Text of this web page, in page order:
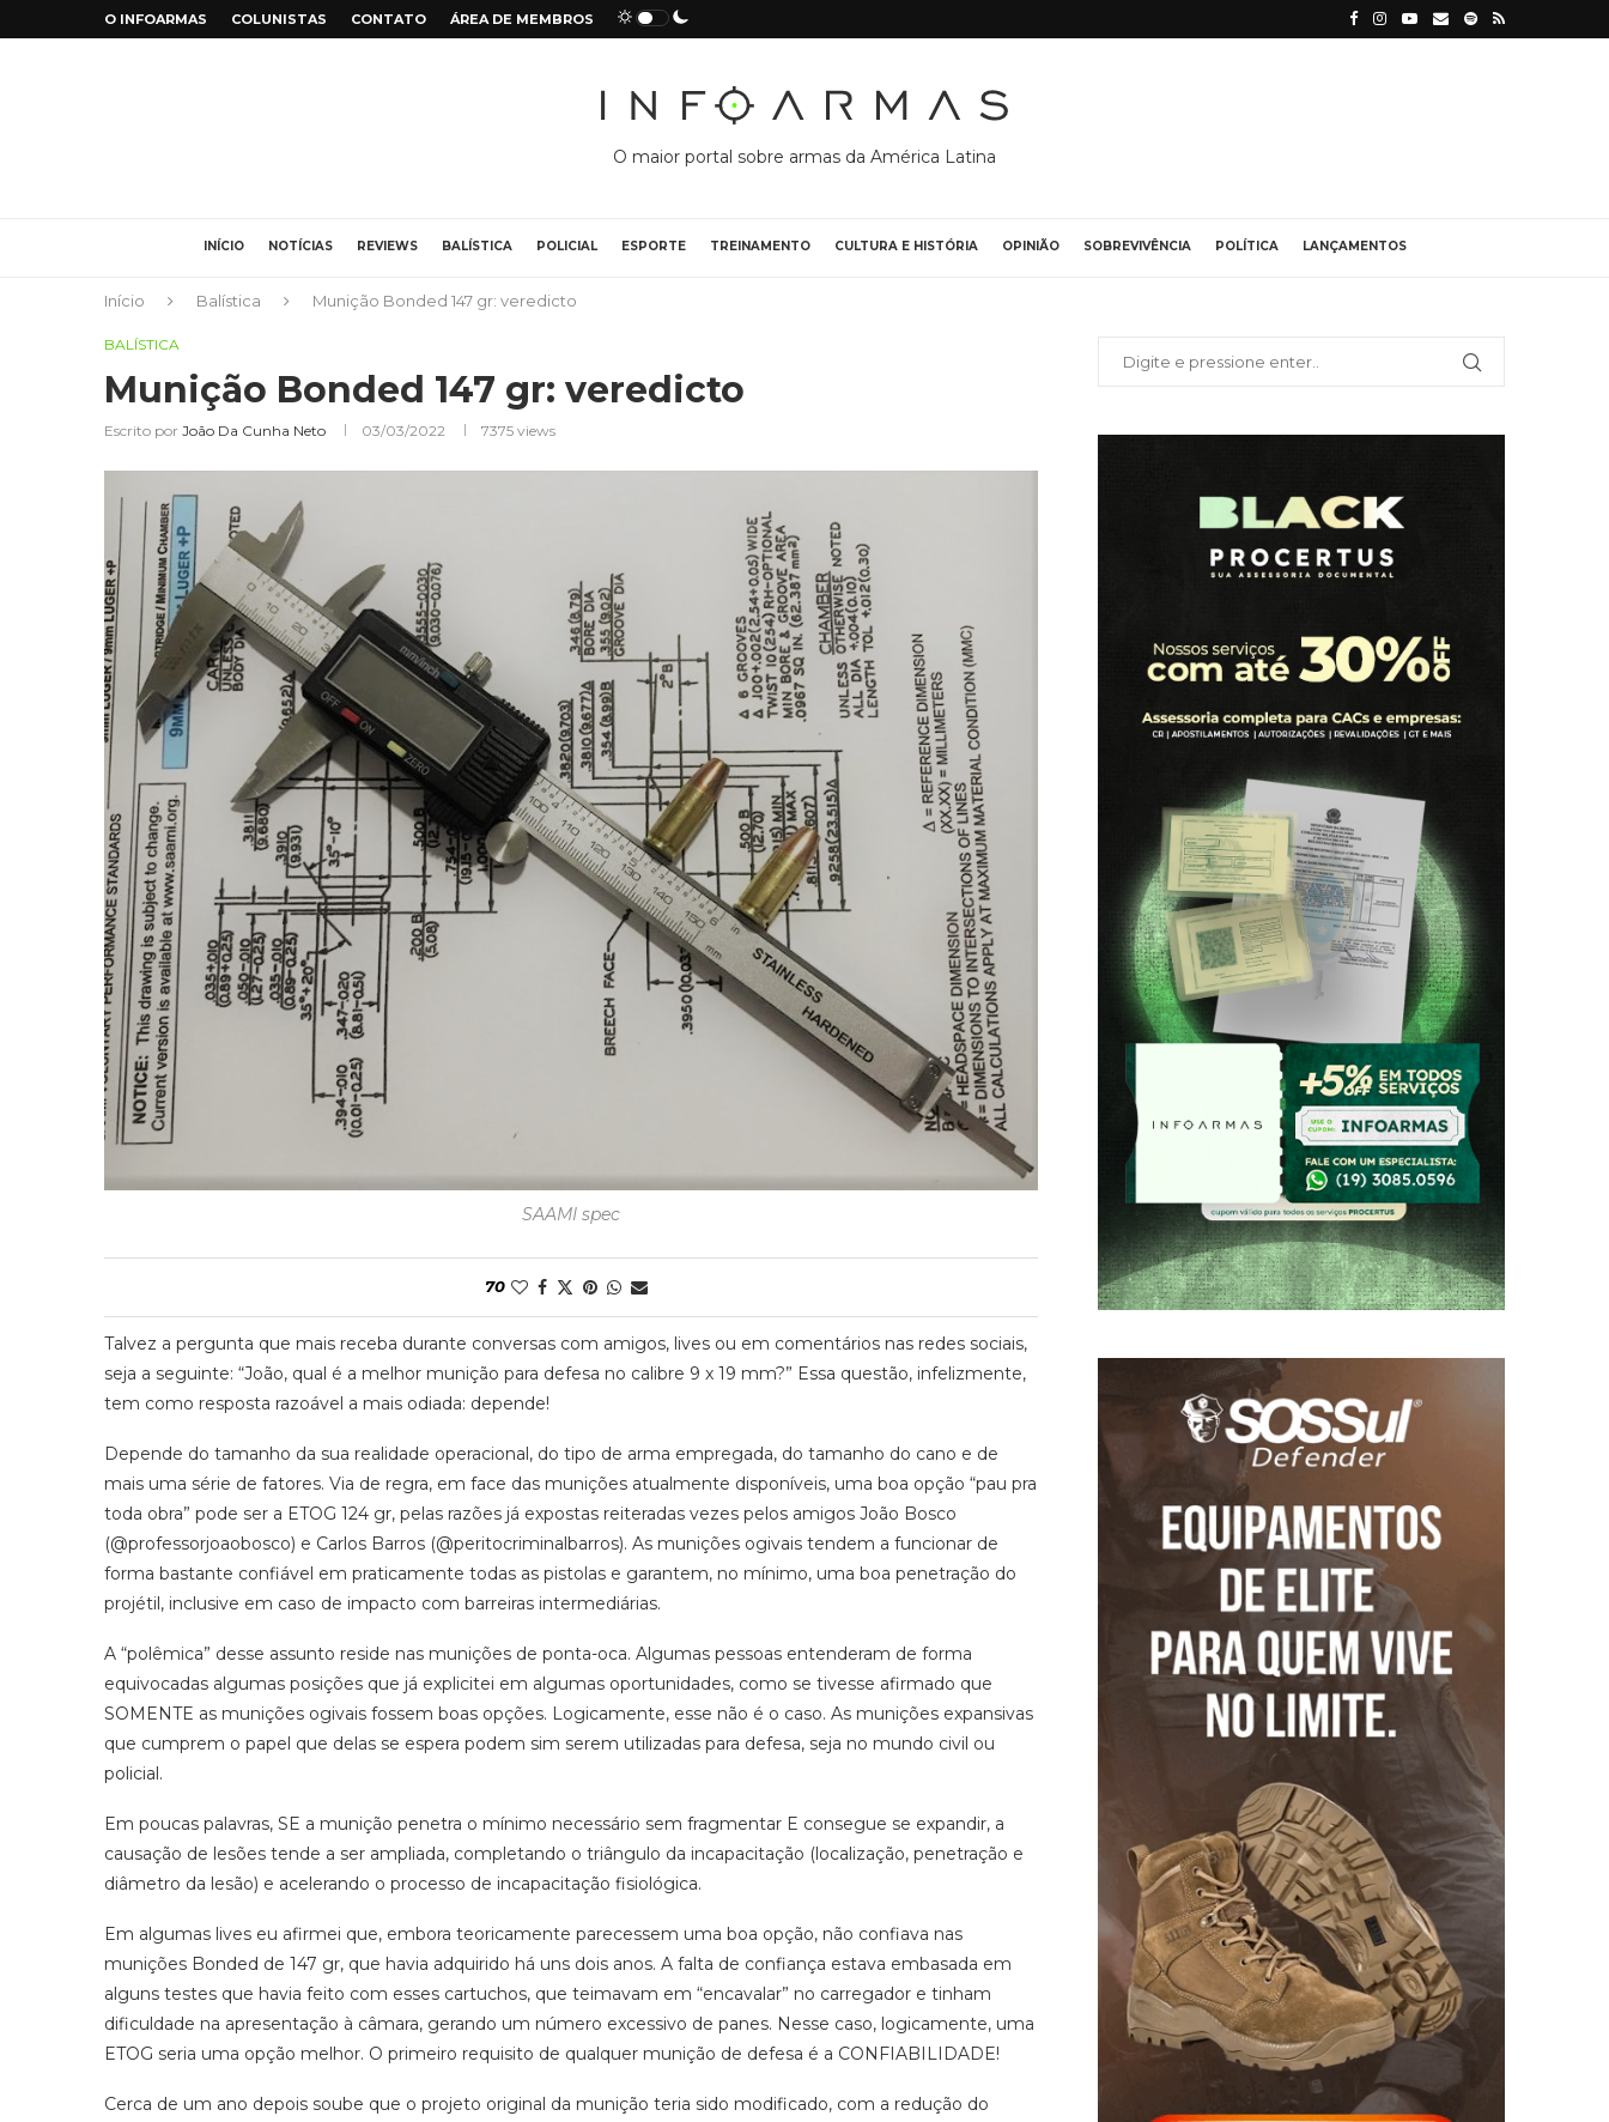
O INFOARMAS COLUNISTAS CONTATO ÁREA DE MEMBROS
O maior portal sobre armas da América Latina
INÍCIO NOTÍCIAS REVIEWS BALÍSTICA POLICIAL ESPORTE TREINAMENTO CULTURA E HISTÓRIA OPINIÃO SOBREVIVÊNCIA POLÍTICA LANÇAMENTOS
Início Balística Munição Bonded 147 gr: veredicto
BALÍSTICA
Munição Bonded 147 gr: veredicto
Escrito por João Da Cunha Neto 03/03/2022 7375 views
SAAMI spec
70
Talvez a pergunta que mais receba durante conversas com amigos, lives ou em comentários nas redes sociais,
seja a seguinte: “João, qual é a melhor munição para defesa no calibre 9 x 19 mm?” Essa questão, infelizmente,
tem como resposta razoável a mais odiada: depende!
Depende do tamanho da sua realidade operacional, do tipo de arma empregada, do tamanho do cano e de
mais uma série de fatores. Via de regra, em face das munições atualmente disponíveis, uma boa opção “pau pra
toda obra” pode ser a ETOG 124 gr, pelas razões já expostas reiteradas vezes pelos amigos João Bosco
(@professorjoaobosco) e Carlos Barros (@peritocriminalbarros). As munições ogivais tendem a funcionar de
forma bastante confiável em praticamente todas as pistolas e garantem, no mínimo, uma boa penetração do
projétil, inclusive em caso de impacto com barreiras intermediárias.
A “polêmica” desse assunto reside nas munições de ponta-oca. Algumas pessoas entenderam de forma
equivocadas algumas posições que já explicitei em algumas oportunidades, como se tivesse afirmado que
SOMENTE as munições ogivais fossem boas opções. Logicamente, esse não é o caso. As munições expansivas
que cumprem o papel que delas se espera podem sim serem utilizadas para defesa, seja no mundo civil ou
policial.
Em poucas palavras, SE a munição penetra o mínimo necessário sem fragmentar E consegue se expandir, a
causação de lesões tende a ser ampliada, completando o triângulo da incapacitação (localização, penetração e
diâmetro da lesão) e acelerando o processo de incapacitação fisiológica.
Em algumas lives eu afirmei que, embora teoricamente parecessem uma boa opção, não confiava nas
munições Bonded de 147 gr, que havia adquirido há uns dois anos. A falta de confiança estava embasada em
alguns testes que havia feito com esses cartuchos, que teimavam em “encavalar” no carregador e tinham
dificuldade na apresentação à câmara, gerando um número excessivo de panes. Nesse caso, logicamente, uma
ETOG seria uma opção melhor. O primeiro requisito de qualquer munição de defesa é a CONFIABILIDADE!
Cerca de um ano depois soube que o projeto original da munição teria sido modificado, com a redução do